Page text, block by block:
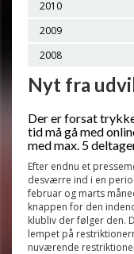
2010
2009
2008
Nyt fra
Der er forsat
tid må gå med
med max. 5
Efter endnu et
desværre ind i en
februar og marts
knappen for den
klubliv der følger den.
lempet på
nuværende